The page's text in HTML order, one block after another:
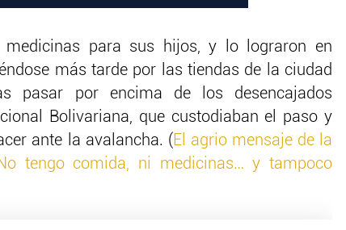
medicinas para sus hijos, y lo lograron en
más tarde por las tiendas de la ciudad
pasar por encima de los desencajados
Bolivariana, que custodiaban el paso y
ante la avalancha. ( El agrio mensaje de la
tengo comida, ni medicinas… y tampoco